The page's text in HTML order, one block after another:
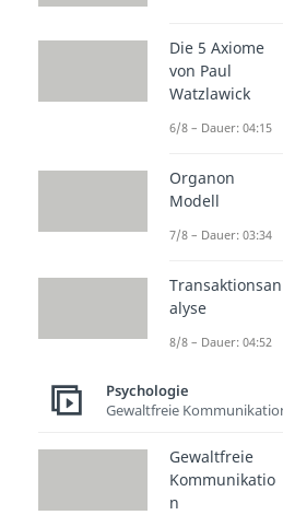
neuen
erstmal ein
unbekannt
Aber wenn
kennenlernt,
Dafür wird
bekannte Teil
Bereich)größer
Studyflix
einem
Die 5 Axiome
von Paul
Watzlawick
6/8 – Dauer: 04:15
Organon
Modell
7/8 – Dauer: 03:34
Transaktionsan
alyse
8/8 – Dauer: 04:52
Psychologie
Gewaltfreie
Gewaltfreie
Kommunikatio
n